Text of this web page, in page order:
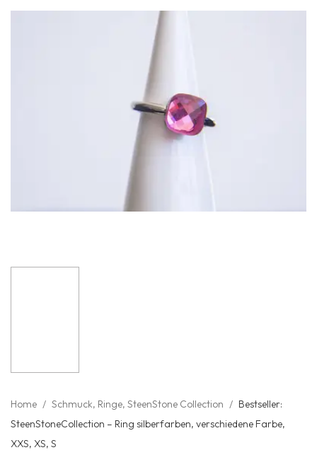
Home / Schmuck, Ringe, SteenStone Collection / Bestseller:
SteenStoneCollection – Ring silberfarben, verschiedene Farbe,
XXS, XS, S